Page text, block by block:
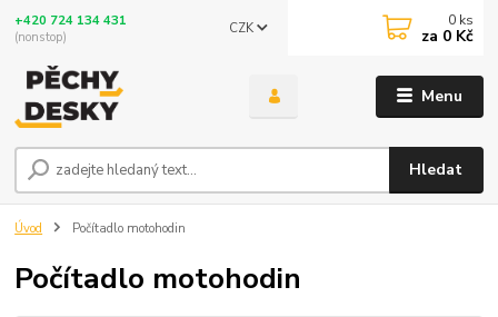
Menu
CZK
Hledat
+420 724 134 431
(nonstop)
0 ks
za 0 Kč
Úvod Počítadlo motohodin
Počítadlo motohodin